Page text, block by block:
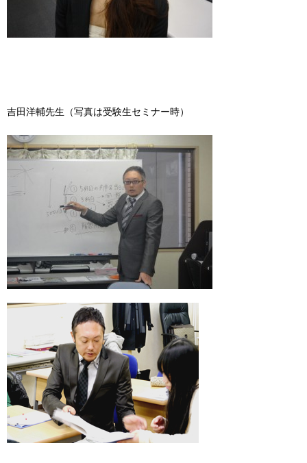
吉田洋輔先生（写真は受験生セミナー時）